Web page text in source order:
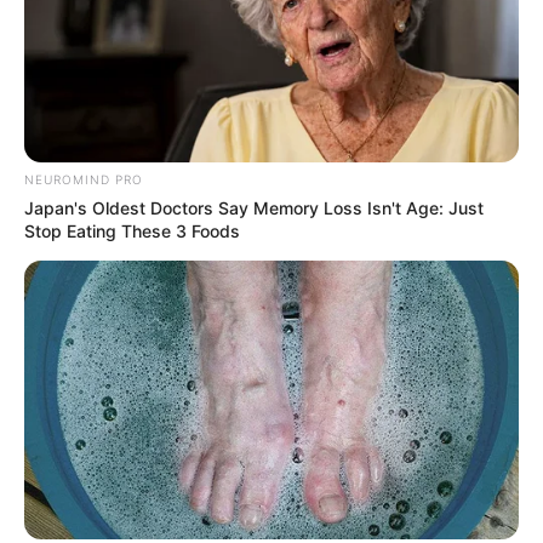
Επειδή το δολάριο ΗΠΑ χρησιμεύει ως το
αδιαμφισβήτητο παγκόσμιο αποθεματικό νόμισμα, κάθε
NEUROMIND PRO
Japan's Oldest Doctors Say Memory Loss Isn't Age: Just
Stop Eating These 3 Foods